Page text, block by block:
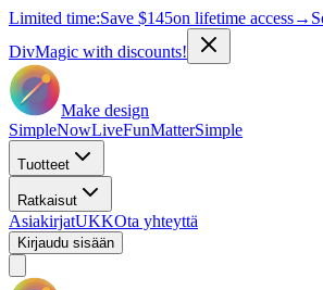
Limited time:Save $145on lifetime access→
DivMagic with discounts!
Make design
SimpleNowLiveFunMatterSimple
Tuotteet
Ratkaisut
AsiakirjatUKKOta yhteyttä
Kirjaudu sisään